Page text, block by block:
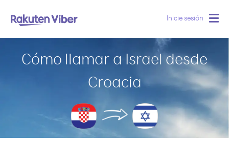
Inicie sesión
Cómo llamar a Israel desde
Croacia